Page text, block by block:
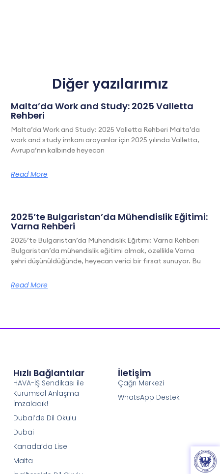
Diğer yazılarımız
Malta’da Work and Study: 2025 Valletta
Rehberi
Malta’da Work and Study: 2025 Valletta Rehberi Malta’da
work and study imkanı arayanlar için 2025 yılında Valletta,
Avrupa’nın kalbinde heyecan
Read More
2025’te Bulgaristan’da Mühendislik Eğitimi:
Varna Rehberi
2025’te Bulgaristan’da Mühendislik Eğitimi: Varna Rehberi
Bulgaristan’da mühendislik eğitimi almak, özellikle Varna
şehri düşünüldüğünde, heyecan verici bir fırsat sunuyor. Bu
Read More
Hızlı Bağlantılar
HAVA-İŞ Sendikası ile
Kurumsal Anlaşma
İmzaladık!
Dubai’de Dil Okulu
Dubai
Kanada’da Lise
Malta
İletişim
Çağrı Merkezi
WhatsApp Destek